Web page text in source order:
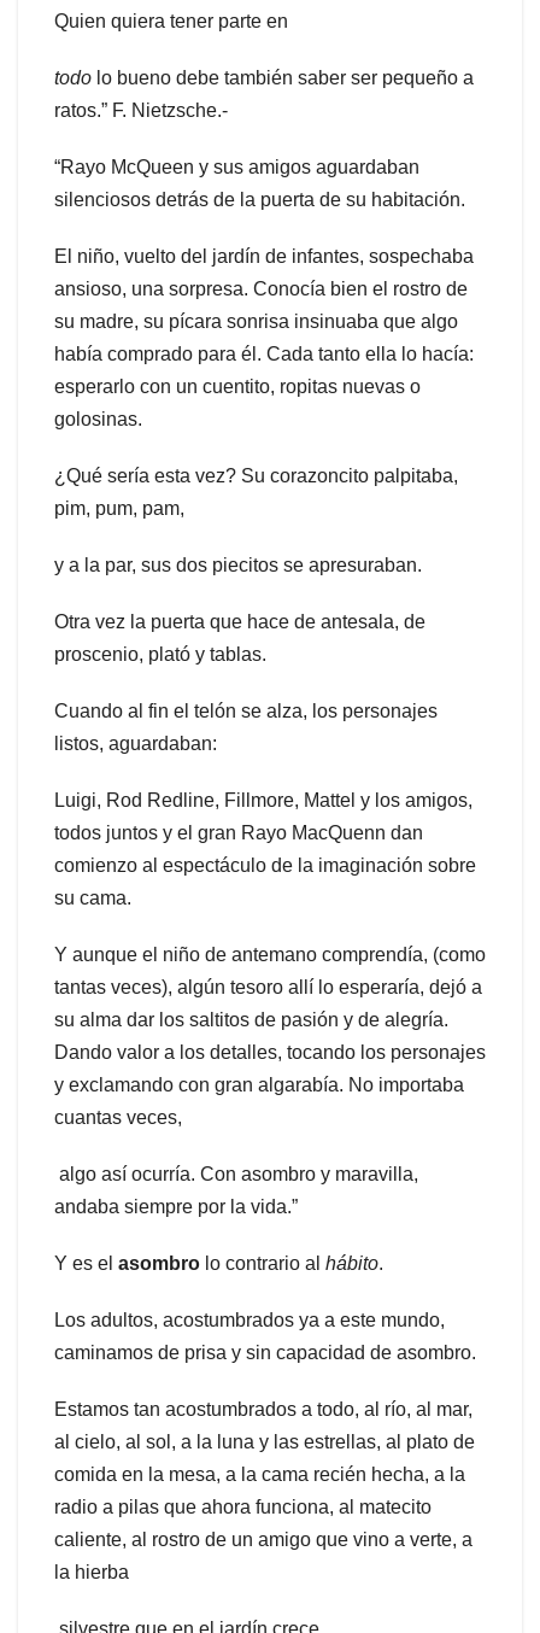
Quien quiera tener parte en
todo lo bueno debe también saber ser pequeño a
ratos.” F. Nietzsche.-
“Rayo McQueen y sus amigos aguardaban
silenciosos detrás de la puerta de su habitación.
El niño, vuelto del jardín de infantes, sospechaba
ansioso, una sorpresa. Conocía bien el rostro de
su madre, su pícara sonrisa insinuaba que algo
había comprado para él. Cada tanto ella lo hacía:
esperarlo con un cuentito, ropitas nuevas o
golosinas.
¿Qué sería esta vez? Su corazoncito palpitaba,
pim, pum, pam,
y a la par, sus dos piecitos se apresuraban.
Otra vez la puerta que hace de antesala, de
proscenio, plató y tablas.
Cuando al fin el telón se alza, los personajes
listos, aguardaban:
Luigi, Rod Redline, Fillmore, Mattel y los amigos,
todos juntos y el gran Rayo MacQuenn dan
comienzo al espectáculo de la imaginación sobre
su cama.
Y aunque el niño de antemano comprendía, (como
tantas veces), algún tesoro allí lo esperaría, dejó a
su alma dar los saltitos de pasión y de alegría.
Dando valor a los detalles, tocando los personajes
y exclamando con gran algarabía. No importaba
cuantas veces,
algo así ocurría. Con asombro y maravilla,
andaba siempre por la vida.”
Y es el asombro lo contrario al hábito.
Los adultos, acostumbrados ya a este mundo,
caminamos de prisa y sin capacidad de asombro.
Estamos tan acostumbrados a todo, al río, al mar,
al cielo, al sol, a la luna y las estrellas, al plato de
comida en la mesa, a la cama recién hecha, a la
radio a pilas que ahora funciona, al matecito
caliente, al rostro de un amigo que vino a verte, a
la hierba
silvestre que en el jardín crece…